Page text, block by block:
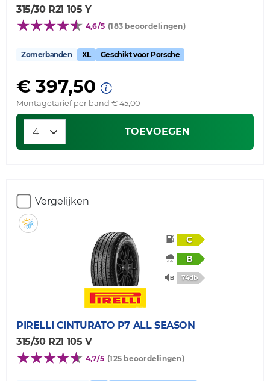
315/30 R21 105 Y
4,6/5 (183 beoordelingen)
Zomerbanden XL Geschikt voor Porsche
€ 397,50
Montagetarief per band € 45,00
TOEVOEGEN
Vergelijken
C
B
74db
PIRELLI CINTURATO P7 ALL SEASON
315/30 R21 105 V
4,7/5 (125 beoordelingen)